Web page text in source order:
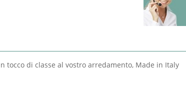
tocco di classe al vostro arredamento, Made in Italy